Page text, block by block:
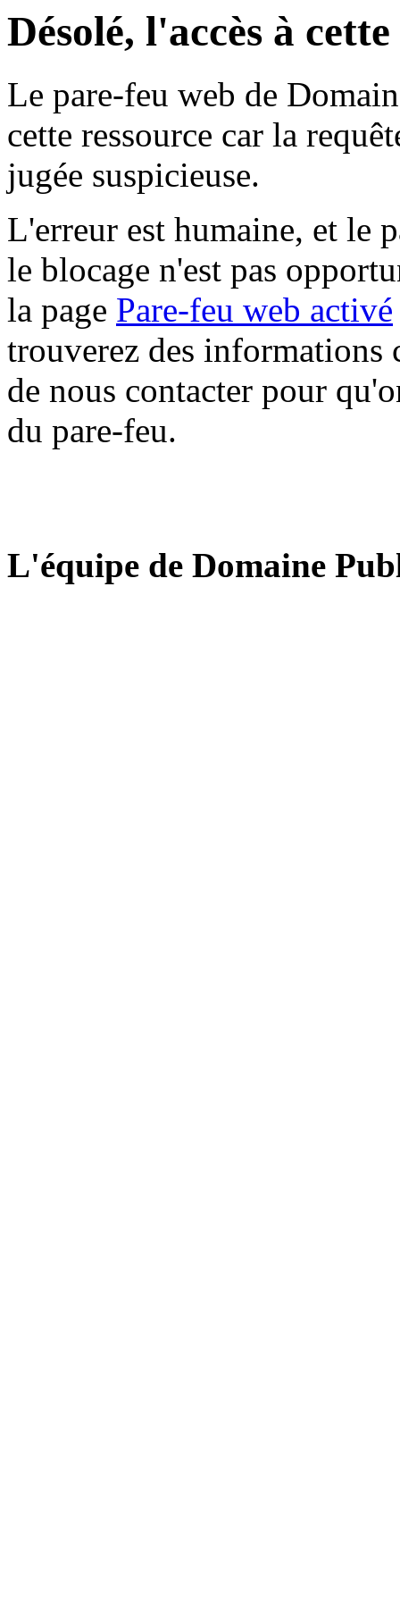
Désolé, l'accès à
Le pare-feu web de
cette ressource car la
jugée suspicieuse.
L'erreur est humaine, et le
le blocage n'est pas
la page Pare-feu web activé
trouverez des informations
de nous contacter pour
du pare-feu.
L'équipe de Domaine